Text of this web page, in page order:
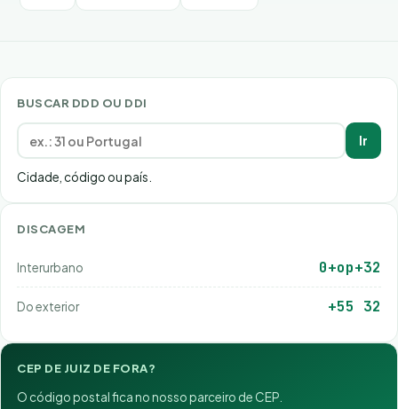
BUSCAR DDD OU DDI
Ir
Cidade, código ou país.
DISCAGEM
Interurbano 0+op+32
Do exterior +55 32
CEP DE JUIZ DE FORA?
O código postal fica no nosso parceiro de CEP.